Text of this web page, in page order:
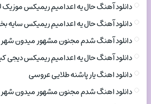
دانلود آهنگ حال یه اعدامیم ریمیکس موزیک
دانلود آهنگ حال یه اعدامیم ریمیکس سایه
دانلود آهنگ شدم مجنون مشهور میدون شهر
دانلود آهنگ حال یه اعدامیم ریمیکس دیجی
دانلود اهنگ یار پاشنه طلایی عروسی
دانلود اهنگ شدم مجنون مشهور میدون